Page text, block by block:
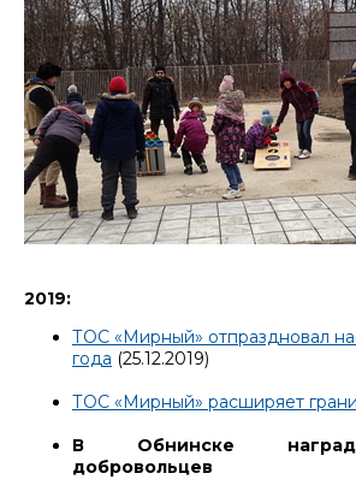
2019:
ТОС «Мирный» отпраздновал
года (25.12.2019)
ТОС «Мирный» расширяет
В Обнинске
добровольцев